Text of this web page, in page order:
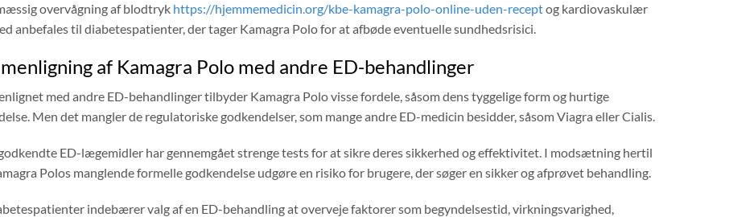
overvågning af blodtryk https://hjemmemedicin.org/kbe-kamagra-polo-online-uden-receptog kardiovaskulær
anbefales til diabetespatienter, der tager Kamagra Polo for at afbøde eventuelle sundhedsrisici.
af Kamagra Polo med andre ED-behandlinger
med andre ED-behandlinger tilbyder Kamagra Polo visse fordele, såsom dens tyggelige form og hurtige
Men det mangler de regulatoriske godkendelser, som mange andre ED-medicin besidder, såsom Viagra eller Cialis.
ED-lægemidler har gennemgået strenge tests for at sikre deres sikkerhed og effektivitet. I modsætning hertil
Polos manglende formelle godkendelse udgøre en risiko for brugere, der søger en sikker og afprøvet behandling.
indebærer valg af en ED-behandling at overveje faktorer som begyndelsestid, virkningsvarighed,